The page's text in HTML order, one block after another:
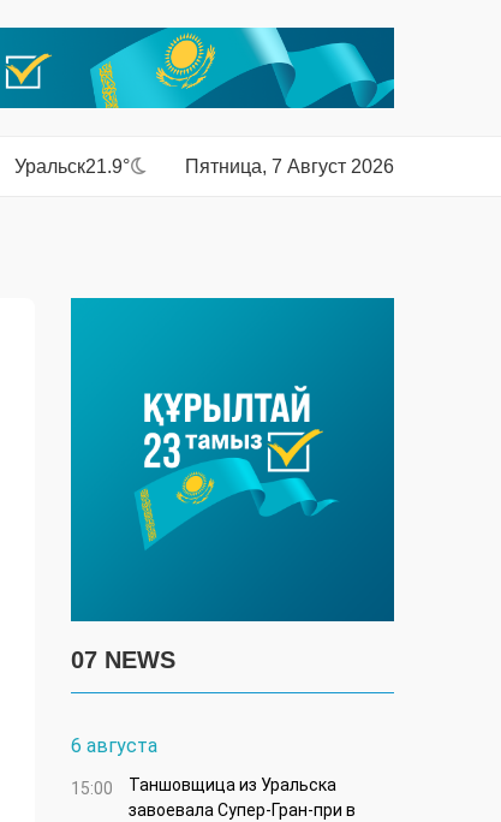
Уральск21.9° Пятница, 7 Август 2026
07 NEWS
6 августа
15:00
Таншовщица из Уральска
завоевала Супер-Гран-при в